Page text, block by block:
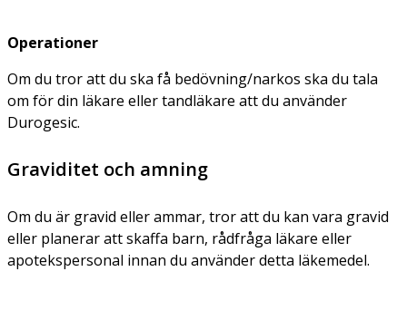
Operationer
Om du tror att du ska få bedövning/narkos ska du tala
om för din läkare eller tandläkare att du använder
Durogesic.
Graviditet och amning
Om du är gravid eller ammar, tror att du kan vara gravid
eller planerar att skaffa barn, rådfråga läkare eller
apotekspersonal innan du använder detta läkemedel.